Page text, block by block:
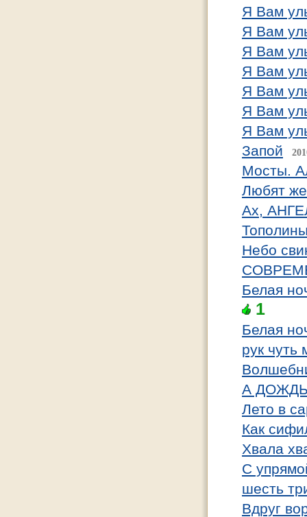
Я Вам
Я Вам
Я Вам
Я Вам
Я Вам
Я Вам
Я Вам
Запой
Мосты.
Любят
Ах,
Небо
Белая
1
Белая
рук чуть
А
Лето в
Как
Хвала
C
шесть
Вдруг